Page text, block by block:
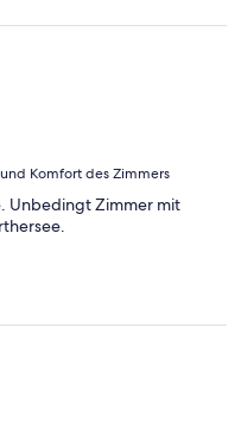
Komfort des Zimmers
Unbedingt Zimmer mit